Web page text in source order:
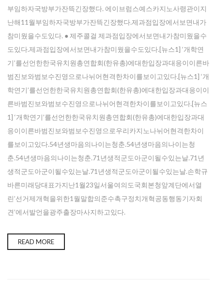
부임하자국방부가잔뜩긴장했다. 에이브럼스예스카지노사령관이지
난해11월부임하자국방부가잔뜩긴장했다.제과점입장에서보면내가
참미웠을수도있다. ● 제주콜걸 제과점입장에서보면내가참미웠을수
도있다.제과점입장에서보면내가참미웠을수도있다.[뉴스1] ‘개학연
기’를선언한한국유치원총연합회(한유총)에대한입장과대응이이른바
범진보와범보수진영으로나뉘어현격한차이를보이고있다.[뉴스1] ‘개
학연기’를선언한한국유치원총연합회(한유총)에대한입장과대응이이
른바범진보와범보수진영으로나뉘어현격한차이를보이고있다.[뉴스
1] ‘개학연기’를선언한한국유치원총연합회(한유총)에대한입장과대
응이이른바범진보와범보수진영으로우리카지노나뉘어현격한차이
를보이고있다.54년생마음의나이는청춘.54년생마음의나이는청
춘.54년생마음의나이는청춘.71년생적군도아군이될수있는날.71년
생적군도아군이될수있는날.71년생적군도아군이될수있는날.손학규
바른미래당대표가지난1월23일서울여의도국회본청앞계단에서열
린’선거제개혁을위한1월말합의준수촉구정치개혁공동행동기자회
견’에서발언을광주출장마사지하고있다.
READ MORE